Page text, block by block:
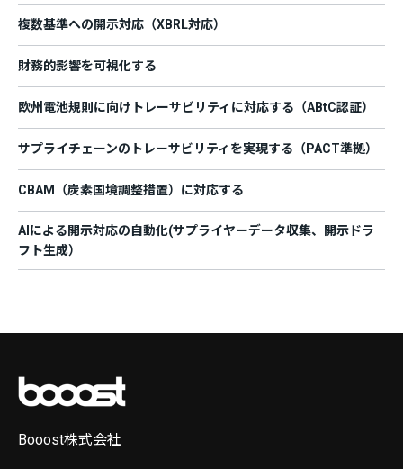
複数基準への開示対応（XBRL対応）
財務的影響を可視化する
欧州電池規則に向けトレーサビリティに対応する（ABtC認証）
サプライチェーンのトレーサビリティを実現する（PACT準拠）
CBAM（炭素国境調整措置）に対応する
AIによる開示対応の自動化(サプライヤーデータ収集、開示ドラ
フト生成）
Booost株式会社